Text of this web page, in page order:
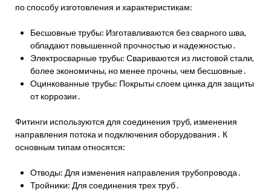
по способу изготовления и характеристикам:
Бесшовные трубы: Изготавливаются без сварного шва,
обладают повышенной прочностью и надежностью․
Электросварные трубы: Свариваются из листовой стали,
более экономичны, но менее прочны, чем бесшовные․
Оцинкованные трубы: Покрыты слоем цинка для защиты
от коррозии․
Фитинги используются для соединения труб, изменения
направления потока и подключения оборудования․ К
основным типам относятся:
Отводы: Для изменения направления трубопровода․
Тройники: Для соединения трех труб․